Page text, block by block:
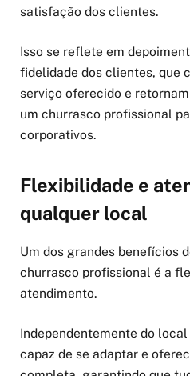
satisfação dos clientes.
Isso se reflete em
fidelidade dos clientes, que
serviço oferecido e
um churrasco profissional
corporativos.
Flexibilidade e
qualquer local
Um dos grandes benefícios
churrasco profissional é a
atendimento.
Independentemente do
capaz de se adaptar e